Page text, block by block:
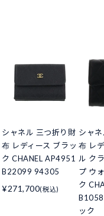
シャネル 三つ折り財
布 レディース ブラッ
ク CHANEL AP4951
B22099 94305
¥271,700(税込)
シャ
布 レ
ル ク
プ ウ
ク
ック